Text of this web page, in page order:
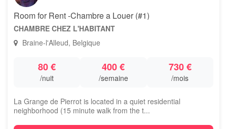
Room for Rent -Chambre a Louer (#1)
CHAMBRE CHEZ L'HABITANT
Braine-l'Alleud, Belgique
80 €
/nuit
400 €
/semaine
730 €
/mois
La Grange de Pierrot is located in a quiet residential
neighborhood (15 minute walk from the t...